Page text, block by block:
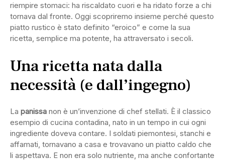
riempire stomaci: ha riscaldato cuori e ha ridato forze a chi
tornava dal fronte. Oggi scopriremo insieme perché questo
piatto rustico è stato definito “eroico” e come la sua
ricetta, semplice ma potente, ha attraversato i secoli.
Una ricetta nata dalla
necessità (e dall’ingegno)
La panissa non è un’invenzione di chef stellati. È il classico
esempio di cucina contadina, nato in un tempo in cui ogni
ingrediente doveva contare. I soldati piemontesi, stanchi e
affamati, tornavano a casa e trovavano un piatto caldo che
li aspettava. E non era solo nutriente, ma anche confortante